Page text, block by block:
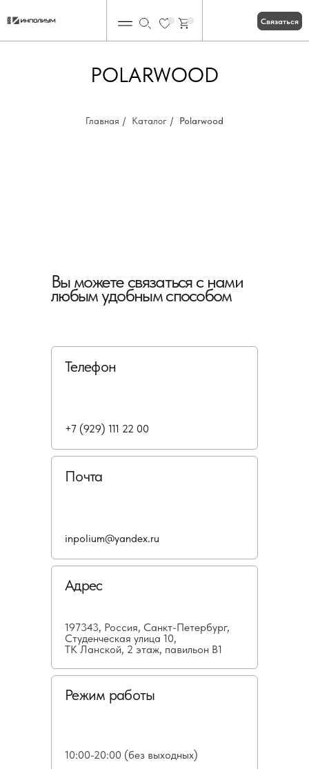
Связаться
POLARWOOD
Главная / Каталог / Polarwood
Вы можете связаться с нами
любым удобным способом
Телефон
Почта
Адрес
197343, Россия, Санкт-Петербург,
Студенческая улица 10,
ТК Ланской, 2 этаж, павильон В1
Режим работы
10:00-20:00 (без выходных)
+7 (929) 111 22 00
inpolium@yandex.ru